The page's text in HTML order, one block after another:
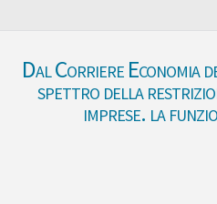
Dal Corriere Economia
spettro della
imprese. la